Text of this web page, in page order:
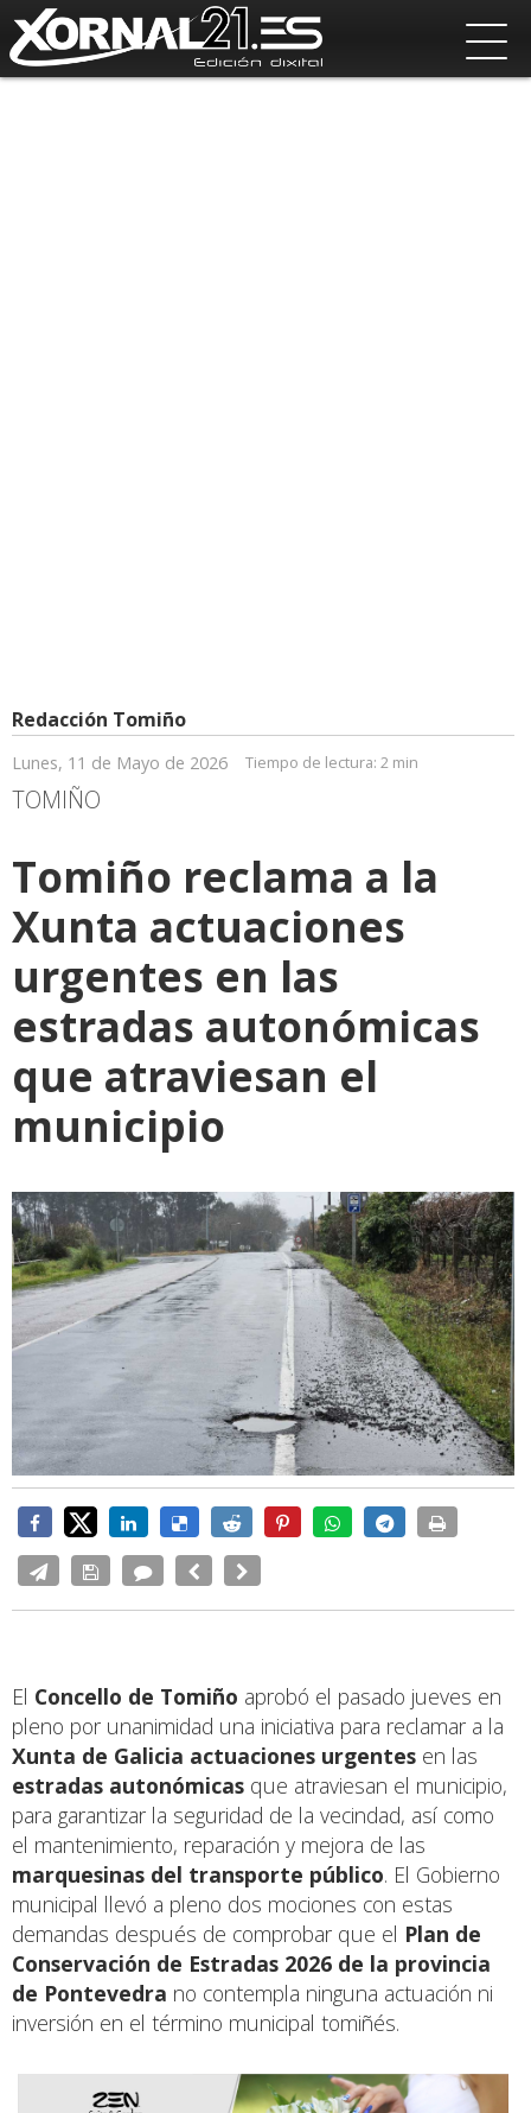
Redacción Tomiño
Lunes, 11 de Mayo de 2026 Tiempo de lectura: 2 min
TOMIÑO
Tomiño reclama a la
Xunta actuaciones
urgentes en las
estradas autonómicas
que atraviesan el
municipio
El Concello de Tomiño aprobó el pasado jueves en
pleno por unanimidad una iniciativa para reclamar a la
Xunta de Galicia actuaciones urgentes en las
estradas autonómicas que atraviesan el municipio,
para garantizar la seguridad de la vecindad, así como
el mantenimiento, reparación y mejora de las
marquesinas del transporte público. El Gobierno
municipal llevó a pleno dos mociones con estas
demandas después de comprobar que el Plan de
Conservación de Estradas 2026 de la provincia
de Pontevedra no contempla ninguna actuación ni
inversión en el término municipal tomiñés.